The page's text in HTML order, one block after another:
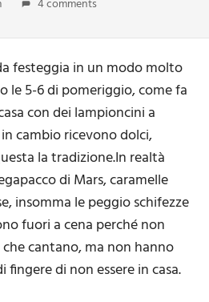
4 comments
festeggia in un modo molto
le 5-6 di pomeriggio, come fa
con dei lampioncini a
cambio ricevono dolci,
la tradizione.In realtà
di Mars, caramelle
insomma le peggio schifezze
fuori a cena perché non
cantano, ma non hanno
di non essere in casa.